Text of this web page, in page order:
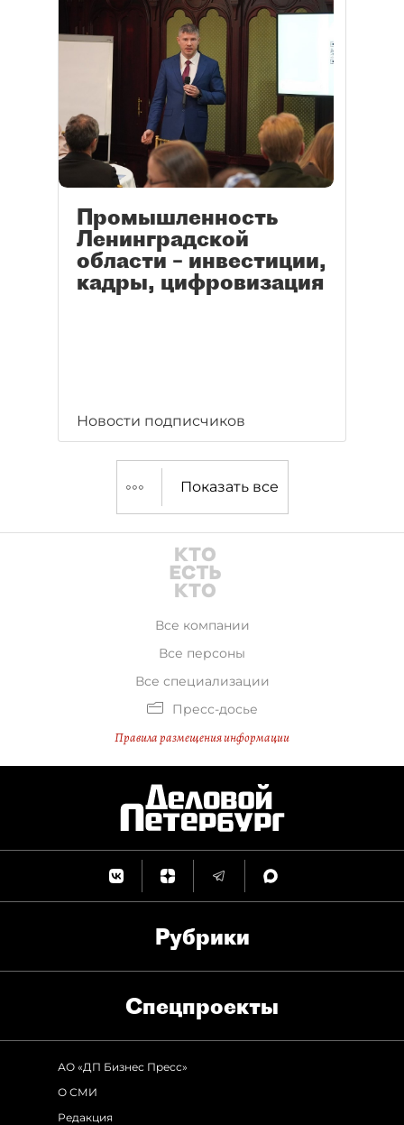
Промышленность
Ленинградской
области – инвестиции,
кадры, цифровизация
Новости подписчиков
Показать все
Все компании
Все персоны
Все специализации
Пресс-досье
Правила размещения информации
Рубрики
Спец­проекты
АО «ДП Бизнес Пресс»
О СМИ
Редакция